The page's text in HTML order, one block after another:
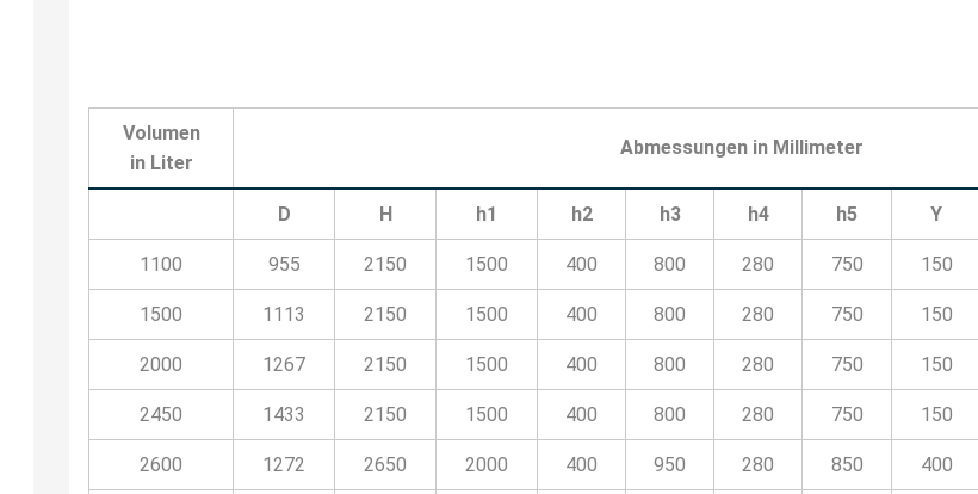
Volumen
in Liter
Abmessungen in Millimeter
D H h1 h2 h3 h4 h5 Y
1100 955 2150 1500 400 800 280 750 150
1500 1113 2150 1500 400 800 280 750 150
2000 1267 2150 1500 400 800 280 750 150
2450 1433 2150 1500 400 800 280 750 150
2600 1272 2650 2000 400 950 280 850 400